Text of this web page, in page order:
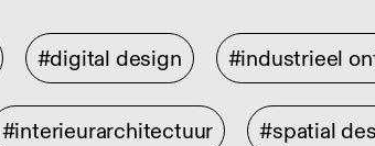
#digital design #industrieel
#interieurarchitectuur #spatial